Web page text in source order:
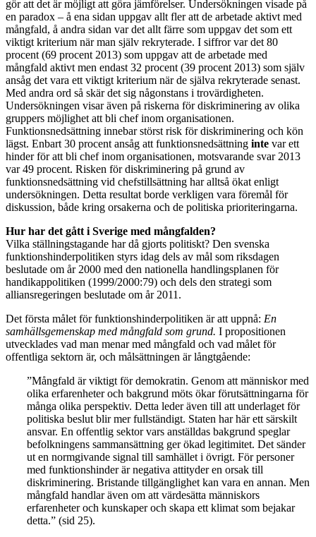
gör att det är möjligt att göra jämförelser. Undersökningen visade på
en paradox – å ena sidan uppgav allt fler att de arbetade aktivt med
mångfald, å andra sidan var det allt färre som uppgav det som ett
viktigt kriterium när man själv rekryterade. I siffror var det 80
procent (69 procent 2013) som uppgav att de arbetade med
mångfald aktivt men endast 32 procent (39 procent 2013) som själv
ansåg det vara ett viktigt kriterium när de själva rekryterade senast.
Med andra ord så skär det sig någonstans i trovärdigheten.
Undersökningen visar även på riskerna för diskriminering av olika
gruppers möjlighet att bli chef inom organisationen.
Funktionsnedsättning innebar störst risk för diskriminering och kön
lägst. Enbart 30 procent ansåg att funktionsnedsättning inte var ett
hinder för att bli chef inom organisationen, motsvarande svar 2013
var 49 procent. Risken för diskriminering på grund av
funktionsnedsättning vid chefstillsättning har alltså ökat enligt
undersökningen. Detta resultat borde verkligen vara föremål för
diskussion, både kring orsakerna och de politiska prioriteringarna.
Hur har det gått i Sverige med mångfalden?
Vilka ställningstagande har då gjorts politiskt? Den svenska
funktionshinderpolitiken styrs idag dels av mål som riksdagen
beslutade om år 2000 med den nationella handlingsplanen för
handikappolitiken (1999/2000:79) och dels den strategi som
alliansregeringen beslutade om år 2011.
Det första målet för funktionshinderpolitiken är att uppnå: En
samhällsgemenskap med mångfald som grund. I propositionen
utvecklades vad man menar med mångfald och vad målet för
offentliga sektorn är, och målsättningen är långtgående:
”Mångfald är viktigt för demokratin. Genom att människor med
olika erfarenheter och bakgrund möts ökar förutsättningarna för
många olika perspektiv. Detta leder även till att underlaget för
politiska beslut blir mer fullständigt. Staten har här ett särskilt
ansvar. En offentlig sektor vars anställdas bakgrund speglar
befolkningens sammansättning ger ökad legitimitet. Det sänder
ut en normgivande signal till samhället i övrigt. För personer
med funktionshinder är negativa attityder en orsak till
diskriminering. Bristande tillgänglighet kan vara en annan. Men
mångfald handlar även om att värdesätta människors
erfarenheter och kunskaper och skapa ett klimat som bejakar
detta.” (sid 25).